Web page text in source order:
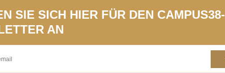
SIE SICH HIER FÜR DEN CAMPUS38-
AN